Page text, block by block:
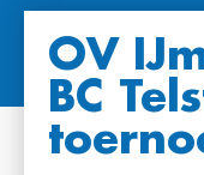
OV
BC